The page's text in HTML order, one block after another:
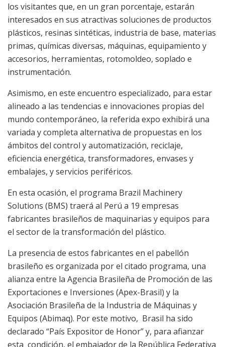
los visitantes que, en un gran porcentaje, estarán
interesados en sus atractivas soluciones de productos
plásticos, resinas sintéticas, industria de base, materias
primas, químicas diversas, máquinas, equipamiento y
accesorios, herramientas, rotomoldeo, soplado e
instrumentación.
Asimismo, en este encuentro especializado, para estar
alineado a las tendencias e innovaciones propias del
mundo contemporáneo, la referida expo exhibirá una
variada y completa alternativa de propuestas en los
ámbitos del control y automatización, reciclaje,
eficiencia energética, transformadores, envases y
embalajes, y servicios periféricos.
En esta ocasión, el programa Brazil Machinery
Solutions (BMS) traerá al Perú a 19 empresas
fabricantes brasileños de maquinarias y equipos para
el sector de la transformación del plástico.
La presencia de estos fabricantes en el pabellón
brasileño es organizada por el citado programa, una
alianza entre la Agencia Brasileña de Promoción de las
Exportaciones e Inversiones (Apex-Brasil) y la
Asociación Brasileña de la Industria de Máquinas y
Equipos (Abimaq). Por este motivo, Brasil ha sido
declarado “País Expositor de Honor” y, para afianzar
esta condición, el embajador de la República Federativa